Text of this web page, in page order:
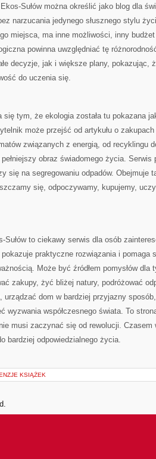
Sułów można określić jako blog dla
narzucania jedynego słusznego stylu
miejsca, ma inne możliwości, inny
powinna uwzględniać tę
decyzje, jak i większe plany, pokazując,
do uczenia się.
się tym, że ekologia została tu pokazana
może przejść od artykułu o
związanych z energią, od recyklingu
obraz świadomego życia.
się na segregowaniu odpadów. Obejmuje
się, odpoczywamy, kupujemy,
Sułów to ciekawy serwis dla osób
praktyczne rozwiązania i pomaga
Może być źródłem pomysłów
zakupy, żyć bliżej natury, podróżować
urządzać dom w bardziej przyjazny
wyzwania współczesnego świata. To
musi zaczynać się od rewolucji.
bardziej odpowiedzialnego życia.
KSIĄŻEK